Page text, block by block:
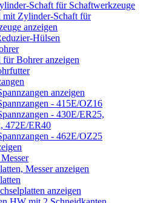
Schaft für Schaftwerkzeuge
mit Zylinder-Schaft für
anzeigen
Hülsen
für Bohrer anzeigen
anzeigen
- 415E/OZ16
- 430E/ER25,
472E/ER40
- 462E/OZ25
Messer anzeigen
anzeigen